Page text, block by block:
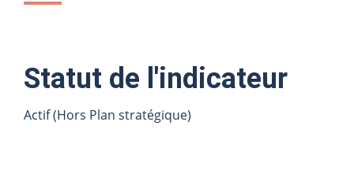
Statut de l'indicateur
Actif (Hors Plan stratégique)